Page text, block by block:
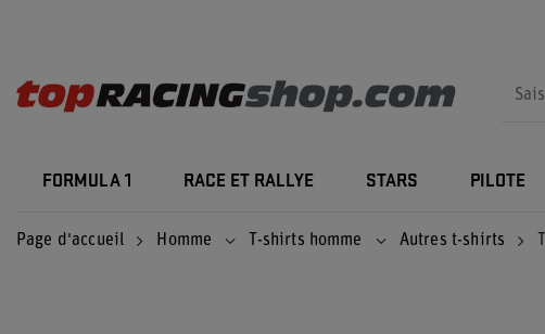
FORMULA 1 RACE ET RALLYE STARS PILOTE
Page d'accueil Homme T-shirts homme Autres t-shirts